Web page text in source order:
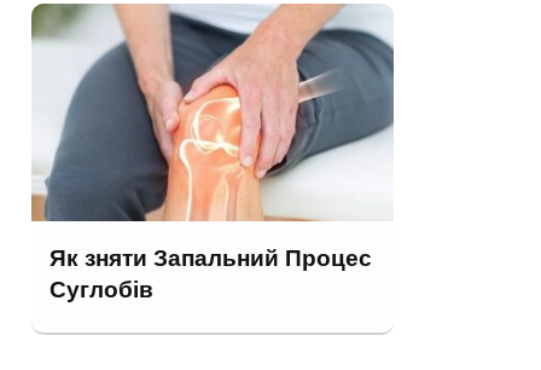
Як зняти Запальний Процес
Суглобів